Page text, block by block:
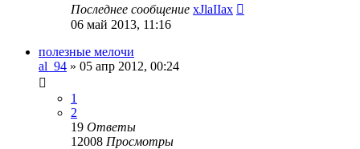
Последнее сообщение xJlaIIax
06 май 2013, 11:16
полезные мелочи
al_94 » 05 апр 2012, 00:24
1
2
19 Ответы
12008 Просмотры